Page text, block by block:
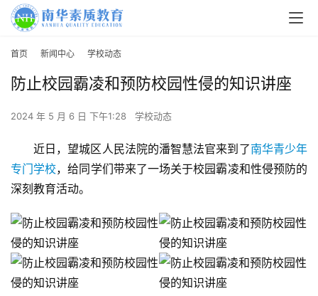
首页 新闻中心 学校动态
防止校园霸凌和预防校园性侵的知识讲座
2024 年 5 月 6 日 下午1:28 学校动态
近日，望城区人民法院的潘智慧法官来到了南华青少年
专门学校，给同学们带来了一场关于校园霸凌和性侵预防的
深刻教育活动。